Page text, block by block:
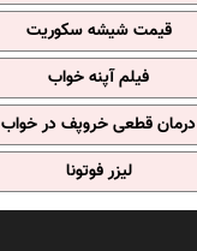
قیمت شیشه سکوریت
فیلم آپنه خواب
درمان قطعی خروپف در خواب
لیزر فوتونا